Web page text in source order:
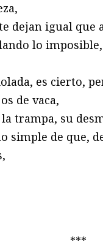
dejan igual que
lo imposible,
es cierto,
de vaca,
trampa, su
simple de que,
***